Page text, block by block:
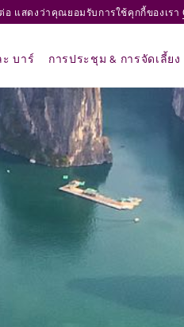
อ แสดงว่าคุณยอมรับการใช้คุกกี้ของเรา
บาร์ การประชุม & การจัดเลี้ยง